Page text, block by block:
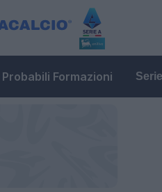
Probabili Formazioni